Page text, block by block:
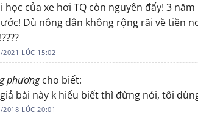
học của xe hơi TQ còn nguyên đấy! 3
Dù nông dân không rộng rãi về tiền
2021 LÚC 15:02
phương cho biết:
bài này k hiểu biết thì đừng nói, tôi
2018 LÚC 20:01